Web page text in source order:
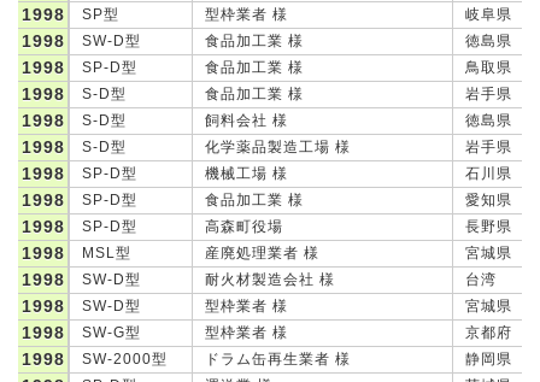
1998 SP型 型枠業者 様 岐阜県
1998 SW-D型 食品加工業 様 徳島県
1998 SP-D型 食品加工業 様 鳥取県
1998 S-D型 食品加工業 様 岩手県
1998 S-D型 飼料会社 様 徳島県
1998 S-D型 化学薬品製造工場 様 岩手県
1998 SP-D型 機械工場 様 石川県
1998 SP-D型 食品加工業 様 愛知県
1998 SP-D型 高森町役場 長野県
1998 MSL型 産廃処理業者 様 宮城県
1998 SW-D型 耐火材製造会社 様 台湾
1998 SW-D型 型枠業者 様 宮城県
1998 SW-G型 型枠業者 様 京都府
1998 SW-2000型 ドラム缶再生業者 様 静岡県